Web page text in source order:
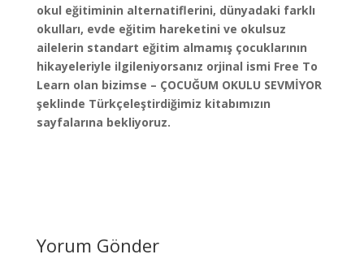
okul eğitiminin alternatiflerini, dünyadaki farklı
okulları, evde eğitim hareketini ve okulsuz
ailelerin standart eğitim almamış çocuklarının
hikayeleriyle ilgileniyorsanız orjinal ismi Free To
Learn olan bizimse – ÇOCUĞUM OKULU SEVMİYOR
şeklinde Türkçeleştirdiğimiz kitabımızın
sayfalarına bekliyoruz.
Yorum Gönder